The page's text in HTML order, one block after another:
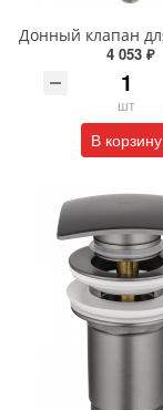
4 053 ₽
шт
В корзину